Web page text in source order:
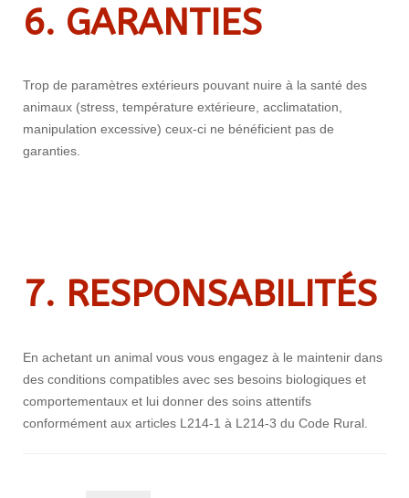
6. GARANTIES
Trop de paramètres extérieurs pouvant nuire à la santé des
animaux (stress, température extérieure, acclimatation,
manipulation excessive) ceux-ci ne bénéficient pas de
garanties.
7. RESPONSABILITÉS
En achetant un animal vous vous engagez à le maintenir dans
des conditions compatibles avec ses besoins biologiques et
comportementaux et lui donner des soins attentifs
conformément aux articles L214-1 à L214-3 du Code Rural.